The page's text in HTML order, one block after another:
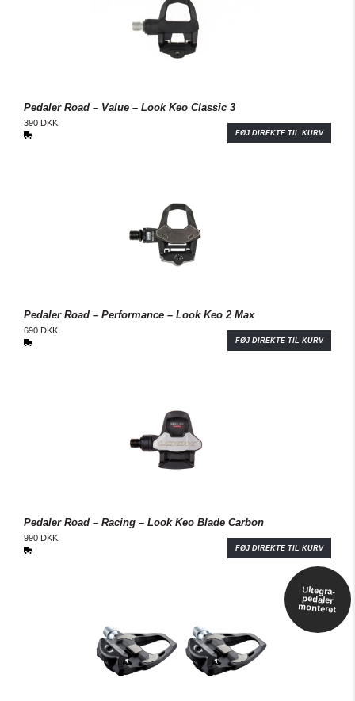
Pedaler Road – Value – Look Keo Classic 3
390 DKK
FØJ DIREKTE TIL KURV
Pedaler Road – Performance – Look Keo 2 Max
690 DKK
FØJ DIREKTE TIL KURV
Pedaler Road – Racing – Look Keo Blade Carbon
990 DKK
FØJ DIREKTE TIL KURV
Ultegra-
pedaler
monteret